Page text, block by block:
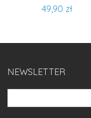
49,90 zł
NEWSLETTER